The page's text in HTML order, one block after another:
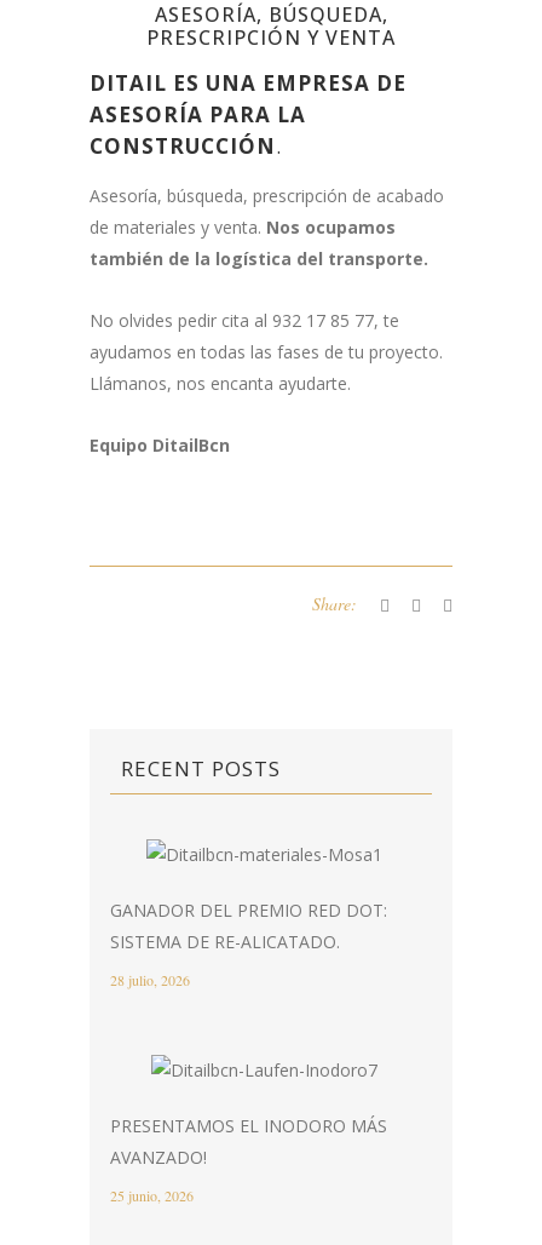
ASESORÍA, BÚSQUEDA,
PRESCRIPCIÓN Y VENTA
DITAIL ES UNA EMPRESA DE
ASESORÍA PARA LA
CONSTRUCCIÓN.
Asesoría, búsqueda, prescripción de acabado
de materiales y venta. Nos ocupamos
también de la logística del transporte.
No olvides pedir cita al 932 17 85 77, te
ayudamos en todas las fases de tu proyecto.
Llámanos, nos encanta ayudarte.
Equipo DitailBcn
Share:
RECENT POSTS
GANADOR DEL PREMIO RED DOT:
SISTEMA DE RE-ALICATADO.
28 julio, 2026
PRESENTAMOS EL INODORO MÁS
AVANZADO!
25 junio, 2026